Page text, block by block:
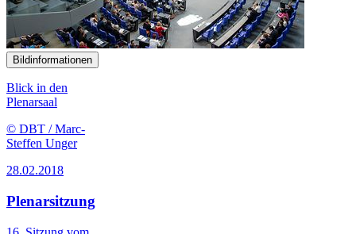
Bildinformationen
Blick in den
Plenarsaal
© DBT / Marc-
Steffen Unger
28.02.2018
Plenarsitzung